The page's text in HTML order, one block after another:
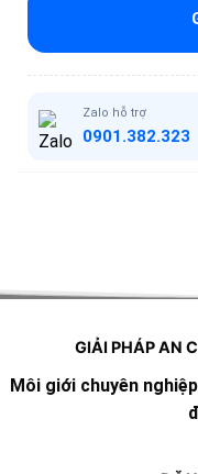
Zalo hỗ trợ
0901.382.323
GIẢI PHÁP AN
Môi giới chuyên